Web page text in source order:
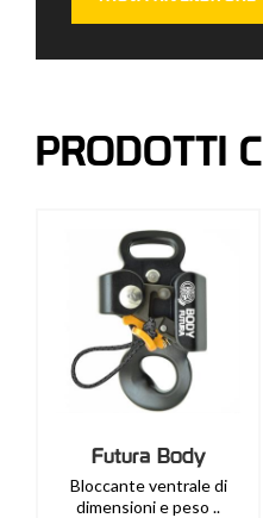
PRODOTTI
ventrale di
e peso ..
Futura